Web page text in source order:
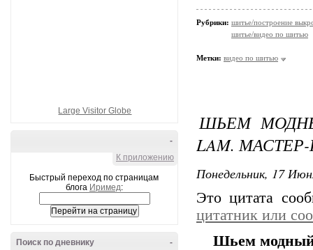
Large Visitor Globe
-
К приложению
Быстрый переход по страницам
блога Иримед:
-
Поиск по дневнику
Рубрики: шитье/построение
шитье/видео по шитью
Метки: видео по шитью
ШЬЕМ
LAM.
Понедельник, 17
Это цитата
цитатник или
Шьем модный